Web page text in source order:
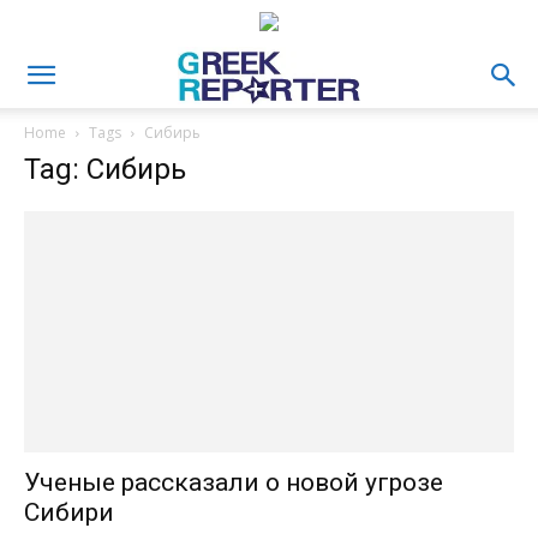
Home Tags Сибирь
Tag: Сибирь
Ученые рассказали о новой угрозе
Сибири